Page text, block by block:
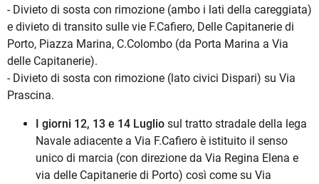
- Divieto di sosta con rimozione (ambo i lati della careggiata)
e divieto di transito sulle vie F.Cafiero, Delle Capitanerie di
Porto, Piazza Marina, C.Colombo (da Porta Marina a Via
delle Capitanerie).
- Divieto di sosta con rimozione (lato civici Dispari) su Via
Prascina.
I giorni 12, 13 e 14 Luglio sul tratto stradale della lega
Navale adiacente a Via F.Cafiero è istituito il senso
unico di marcia (con direzione da Via Regina Elena e
via delle Capitanerie di Porto) così come su Via